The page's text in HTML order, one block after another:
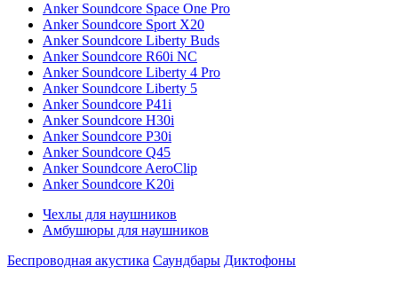
Anker Soundcore Space One Pro
Anker Soundcore Sport X20
Anker Soundcore Liberty Buds
Anker Soundcore R60i NC
Anker Soundcore Liberty 4 Pro
Anker Soundcore Liberty 5
Anker Soundcore P41i
Anker Soundcore H30i
Anker Soundcore P30i
Anker Soundcore Q45
Anker Soundcore AeroClip
Anker Soundcore K20i
Чехлы для наушников
Амбушюры для наушников
Беспроводная акустика Саундбары Диктофоны